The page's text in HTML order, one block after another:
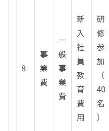
8
事
業
費
一
般
事
業
費
新
入
社
員
教
育
費
用
研
修
参
加
（
40
名
）